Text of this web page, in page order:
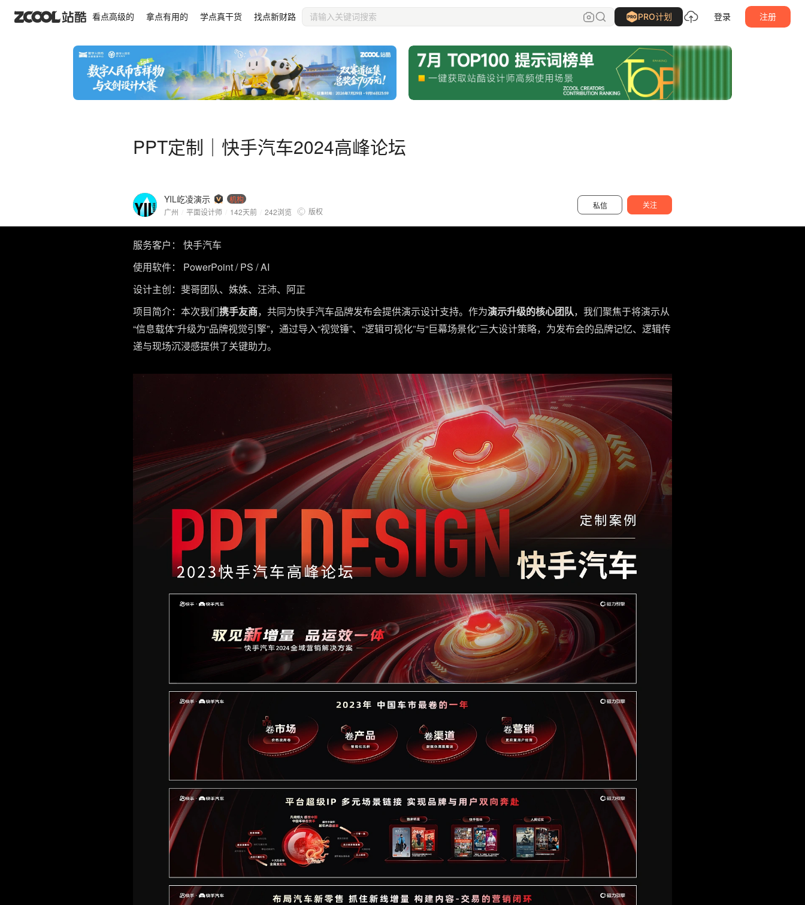
看点高级的 拿点有用的 学点真干货 找点新财路 PRO计划 登录 注册
PPT定制｜快手汽车2024高峰论坛
YIL屹凌演示
机构
广州
平面设计师 142天前 242浏览 版权
私信 关注
PPT定制｜快手汽车2024高峰论坛 YIL屹凌演示 关注
服务客户： 快手汽车
使用软件： PowerPoint / PS / AI
设计主创：斐哥团队、姝姝、汪沛、阿正
项目简介：本次我们携手友商，共同为快手汽车品牌发布会提供演示设计支持。作为演示升级的核心团队，我们聚焦于将演示从
“信息载体”升级为“品牌视觉引擎”，通过导入“视觉锤”、“逻辑可视化”与“巨幕场景化”三大设计策略，为发布会的品牌记忆、逻辑传
递与现场沉浸感提供了关键助力。